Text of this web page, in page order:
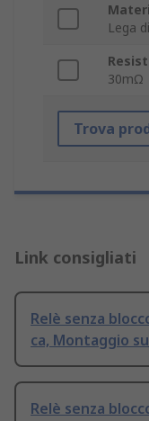
Lega
30mΩ
Trova
Link consigliati
Relè senza
ca, Montaggio
Relè senza